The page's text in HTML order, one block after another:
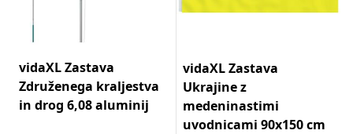
vidaXL Zastava
Združenega kraljestva
in drog 6,08 aluminij
vidaXL Zastava
Ukrajine z
medeninastimi
uvodnicami 90x150 cm